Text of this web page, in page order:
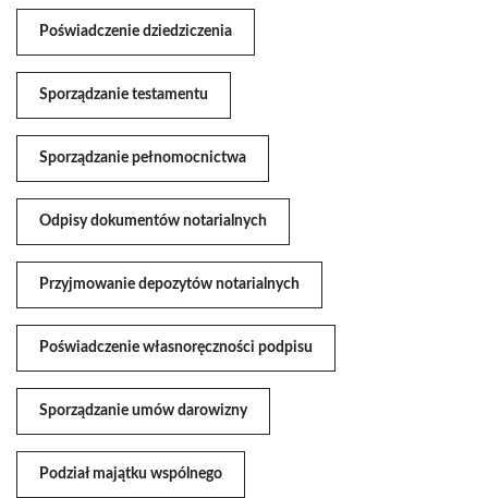
Poświadczenie dziedziczenia
Sporządzanie testamentu
Sporządzanie pełnomocnictwa
Odpisy dokumentów notarialnych
Przyjmowanie depozytów notarialnych
Poświadczenie własnoręczności podpisu
Sporządzanie umów darowizny
Podział majątku wspólnego